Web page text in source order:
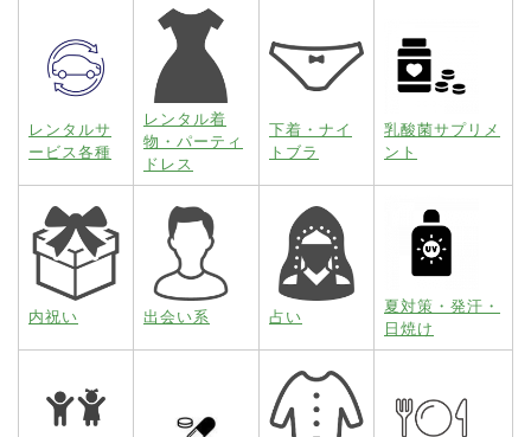
レンタルサ
ービス各種
レンタル着
物・パーティ
ドレス
下着・ナイ
トブラ
乳酸菌サプリメ
ント
内祝い 出会い系 占い
夏対策・発汗・
日焼け